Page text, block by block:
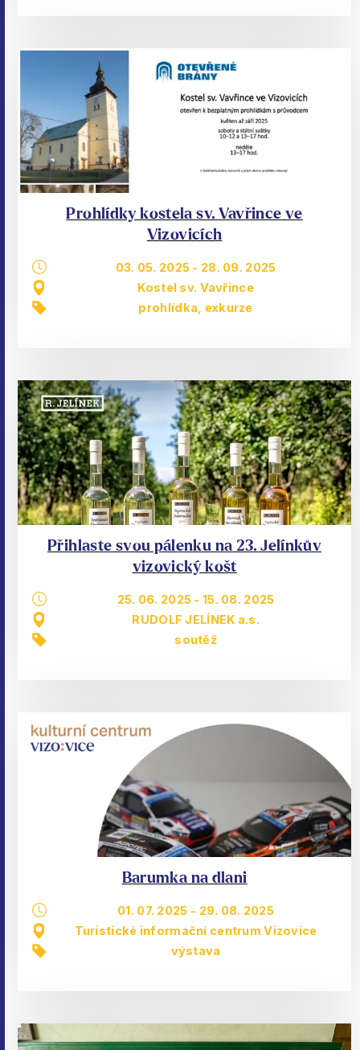
Prohlídky kostela sv. Vavřince ve
Vizovicích
03. 05. 2025 - 28. 09. 2025
Kostel sv. Vavřince
prohlídka, exkurze
Přihlaste svou pálenku na 23. Jelínkův
vizovický košt
25. 06. 2025 -15. 08. 2025
RUDOLF JELÍNEK a.s.
soutěž
Barumka na dlani
01. 07. 2025 - 29. 08. 2025
Turistické informační centrum Vizovice
výstava